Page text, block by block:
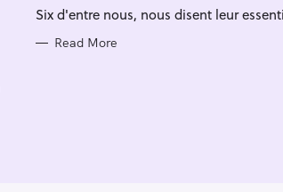
I
S
Six d'entre nous, nous disent leur
Read More